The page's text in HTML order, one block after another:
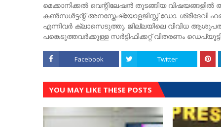
മെക്കാനിക്കൽ വെന്റിലേഷൻ തുടങ്ങിയ
കൺസൾട്ടന്റ് അനസ്തേഷ്യോളജിസ്റ്റ് ഡോ.
എന്നിവർ ക്ലാസെടുത്തു. ജില്ലയിലെ വിവിധ
പങ്കെടുത്തവർക്കുള്ള സർട്ടിഫിക്കറ്റ് വിതരണം
Facebook Twitter
YOU MAY LIKE THESE POSTS